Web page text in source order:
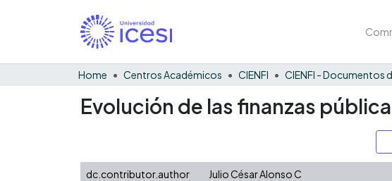
Home Centros Académicos CIENFI
Evolución de las finanzas
dc.contributor.author
Julio César Alonso C